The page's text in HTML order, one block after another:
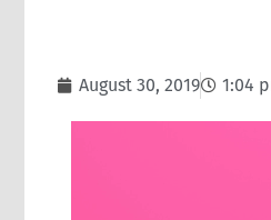
August 30, 2019 1:04